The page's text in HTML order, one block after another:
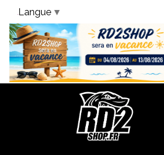
Bandeau
Langue ▼